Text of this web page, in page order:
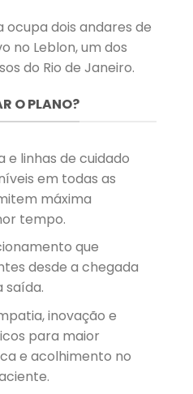
ocupa dois andares de
no Leblon, um dos
do Rio de Janeiro.
O PLANO?
e linhas de cuidado
em todas as
máxima
tempo.
que
desde a chegada
saída.
inovação e
para maior
e acolhimento no